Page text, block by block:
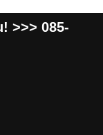
>>> 085-